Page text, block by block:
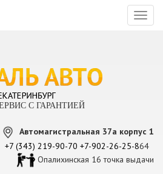
С ГАРАНТИЕЙ
Автомагистральная 37а корпус 1
+7 (343) 219-90-70 +7-902-26-25-864
Опалихинская 16 точка выдачи